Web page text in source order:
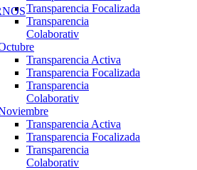
Transparencia Focalizada
Transparencia
Colaborativ
Transparencia Activa
Transparencia Focalizada
Transparencia
Colaborativ
Transparencia Activa
Transparencia Focalizada
Transparencia
Colaborativ